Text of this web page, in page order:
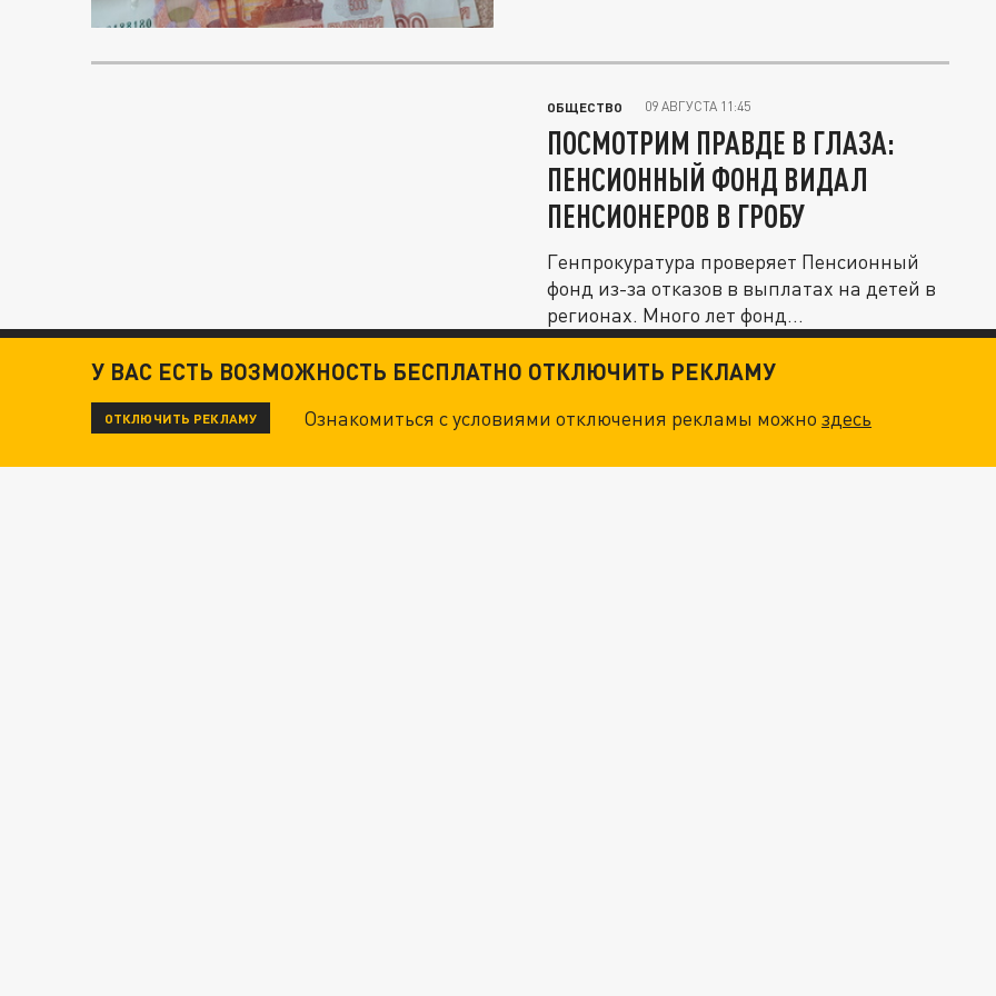
ОБЩЕСТВО 09 АВГУСТА 11:45
ПОСМОТРИМ ПРАВДЕ В ГЛАЗА:
ПЕНСИОННЫЙ ФОНД ВИДАЛ
ПЕНСИОНЕРОВ В ГРОБУ
Генпрокуратура проверяет Пенсионный
фонд из-за отказов в выплатах на детей в
регионах. Много лет фонд...
У ВАС ЕСТЬ ВОЗМОЖНОСТЬ БЕСПЛАТНО ОТКЛЮЧИТЬ РЕКЛАМУ
ОТКЛЮЧИТЬ РЕКЛАМУ Ознакомиться с условиями отключения рекламы можноздесь